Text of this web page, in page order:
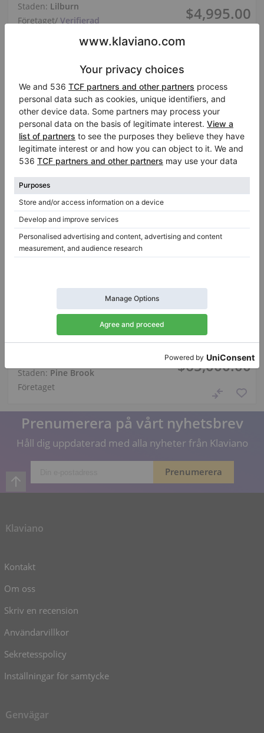
$4,995.00
Staden: Lilburn
Företaget/ Verifierad
$65,000.00
Används, Steinway & Sons, H-127
år: 1895
Staden: Pine Brook
Företaget
Prenumerera på vårt nyhetsbrev
Håll dig uppdaterad med alla nyheter från Klaviano
Klaviano
Kontakt
Om oss
Skriv en recension
Användarvillkor
Sekretesspolicy
Inställningar för samtycke
Genvägar